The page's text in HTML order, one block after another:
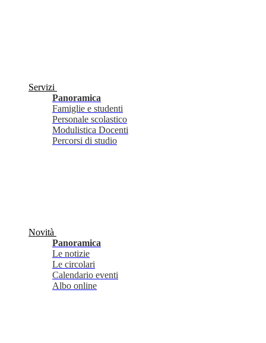
Servizi
Panoramica
Famiglie e studenti
Personale scolastico
Modulistica Docenti
Percorsi di studio
Novità
Panoramica
Le notizie
Le circolari
Calendario eventi
Albo online